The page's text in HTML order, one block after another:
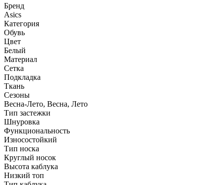
Бренд
Asics
Категория
Обувь
Цвет
Белый
Материал
Сетка
Подкладка
Ткань
Сезоны
Весна-Лето, Весна, Лето
Тип застежки
Шнуровка
Функциональность
Износостойкий
Тип носка
Круглый носок
Высота каблука
Низкий топ